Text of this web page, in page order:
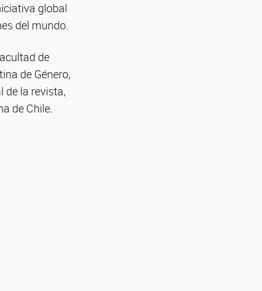
global
del mundo.
de
de Género,
de la revista,
de Chile.